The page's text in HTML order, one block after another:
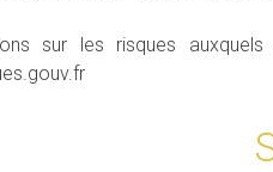
sur les risques